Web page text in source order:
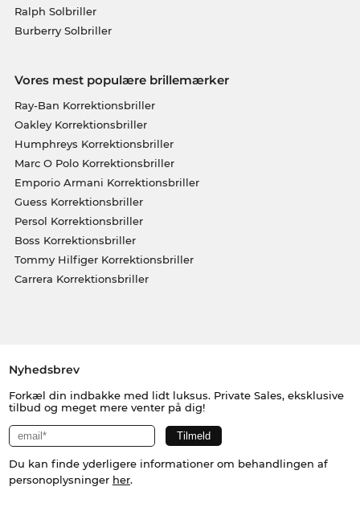
Ralph Solbriller
Burberry Solbriller
Vores mest populære brillemærker
Ray-Ban Korrektionsbriller
Oakley Korrektionsbriller
Humphreys Korrektionsbriller
Marc O Polo Korrektionsbriller
Emporio Armani Korrektionsbriller
Guess Korrektionsbriller
Persol Korrektionsbriller
Boss Korrektionsbriller
Tommy Hilfiger Korrektionsbriller
Carrera Korrektionsbriller
Nyhedsbrev
Forkæl din indbakke med lidt luksus. Private Sales, eksklusive
tilbud og meget mere venter på dig!
Du kan finde yderligere informationer om behandlingen af
personoplysninger her.